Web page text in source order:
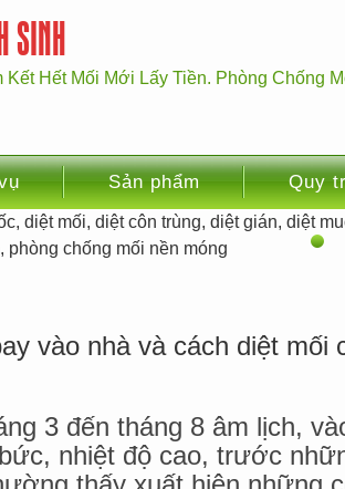
SINH
Kết Hết Mối Mới Lấy Tiền. Phòng Chống
Sản phẩm Quy
vào nhà và cách diệt mối
3 đến tháng 8 âm lịch,
nhiệt độ cao, trước